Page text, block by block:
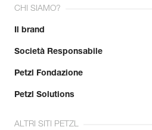
CHI SIAMO?
Il brand
Società Responsabile
Petzl Fondazione
Petzl Solutions
ALTRI SITI PETZL